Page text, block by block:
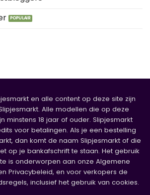
en alle content op deze site zijn
Alle modellen die op deze
minstens 18 jaar of ouder. Slipjesmarkt
voor betalingen. Als je een bestelling
dan komt de naam Slipjesmarkt of die
op je bankafschrift te staan. Het gebruik
is onderworpen aan onze Algemene
Privacybeleid, en voor verkopers de
inclusief het gebruik van cookies.